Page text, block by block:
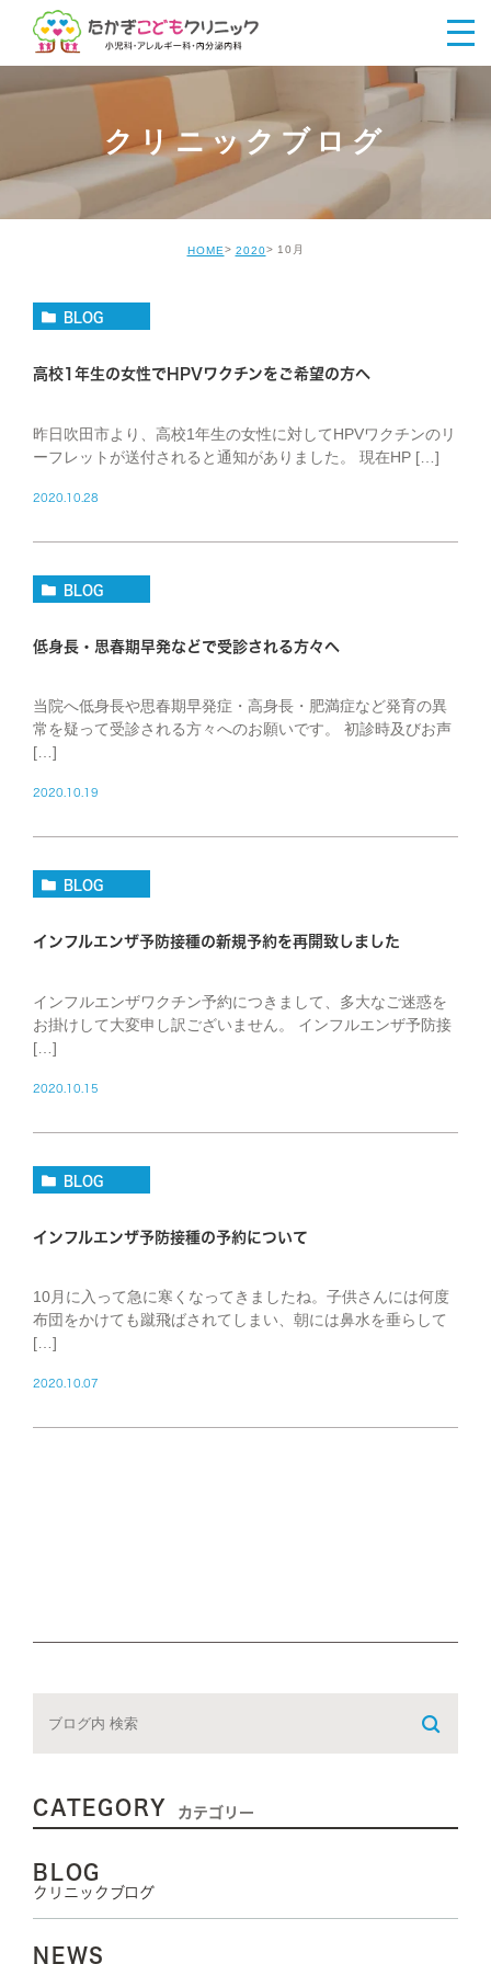
クリニックブログ
HOME 2020 10月
BLOG
高校1年生の女性でHPVワクチンをご希望の方へ
昨日吹田市より、高校1年生の女性に対してHPVワクチンのリ
ーフレットが送付されると通知がありました。 現在HP […]
2020.10.28
BLOG
低身長・思春期早発などで受診される方々へ
当院へ低身長や思春期早発症・高身長・肥満症など発育の異
常を疑って受診される方々へのお願いです。 初診時及びお声
[…]
2020.10.19
BLOG
インフルエンザ予防接種の新規予約を再開致しました
インフルエンザワクチン予約につきまして、多大なご迷惑を
お掛けして大変申し訳ございません。 インフルエンザ予防接
[…]
2020.10.15
BLOG
インフルエンザ予防接種の予約について
10月に入って急に寒くなってきましたね。子供さんには何度
布団をかけても蹴飛ばされてしまい、朝には鼻水を垂らして
[…]
2020.10.07
CATEGORY カテゴリー
BLOG
クリニックブログ
NEWS